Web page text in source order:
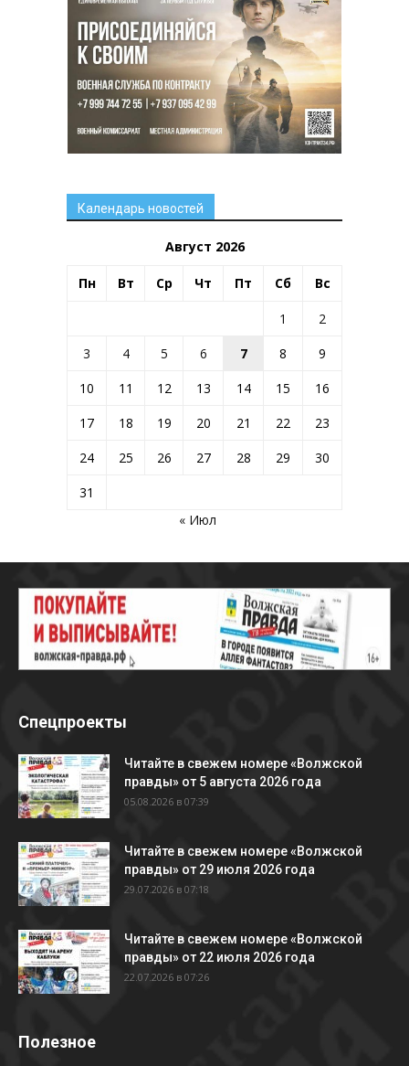
Календарь новостей
Август 2026
Пн Вт Ср Чт Пт Сб Вс
1
2
3
4 5 6 7 8
9
10
11 12 13 14 15
16
17
18 19 20 21 22
23
24
25 26 27 28 29
30
31
« Июл
Спецпроекты
Читайте в свежем номере «Волжской
правды» от 5 августа 2026 года
05.08.2026 в 07:39
Читайте в свежем номере «Волжской
правды» от 29 июля 2026 года
29.07.2026 в 07:18
Читайте в свежем номере «Волжской
правды» от 22 июля 2026 года
22.07.2026 в 07:26
Полезное